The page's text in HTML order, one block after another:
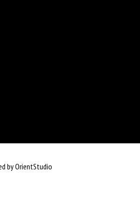
by OrientStudio